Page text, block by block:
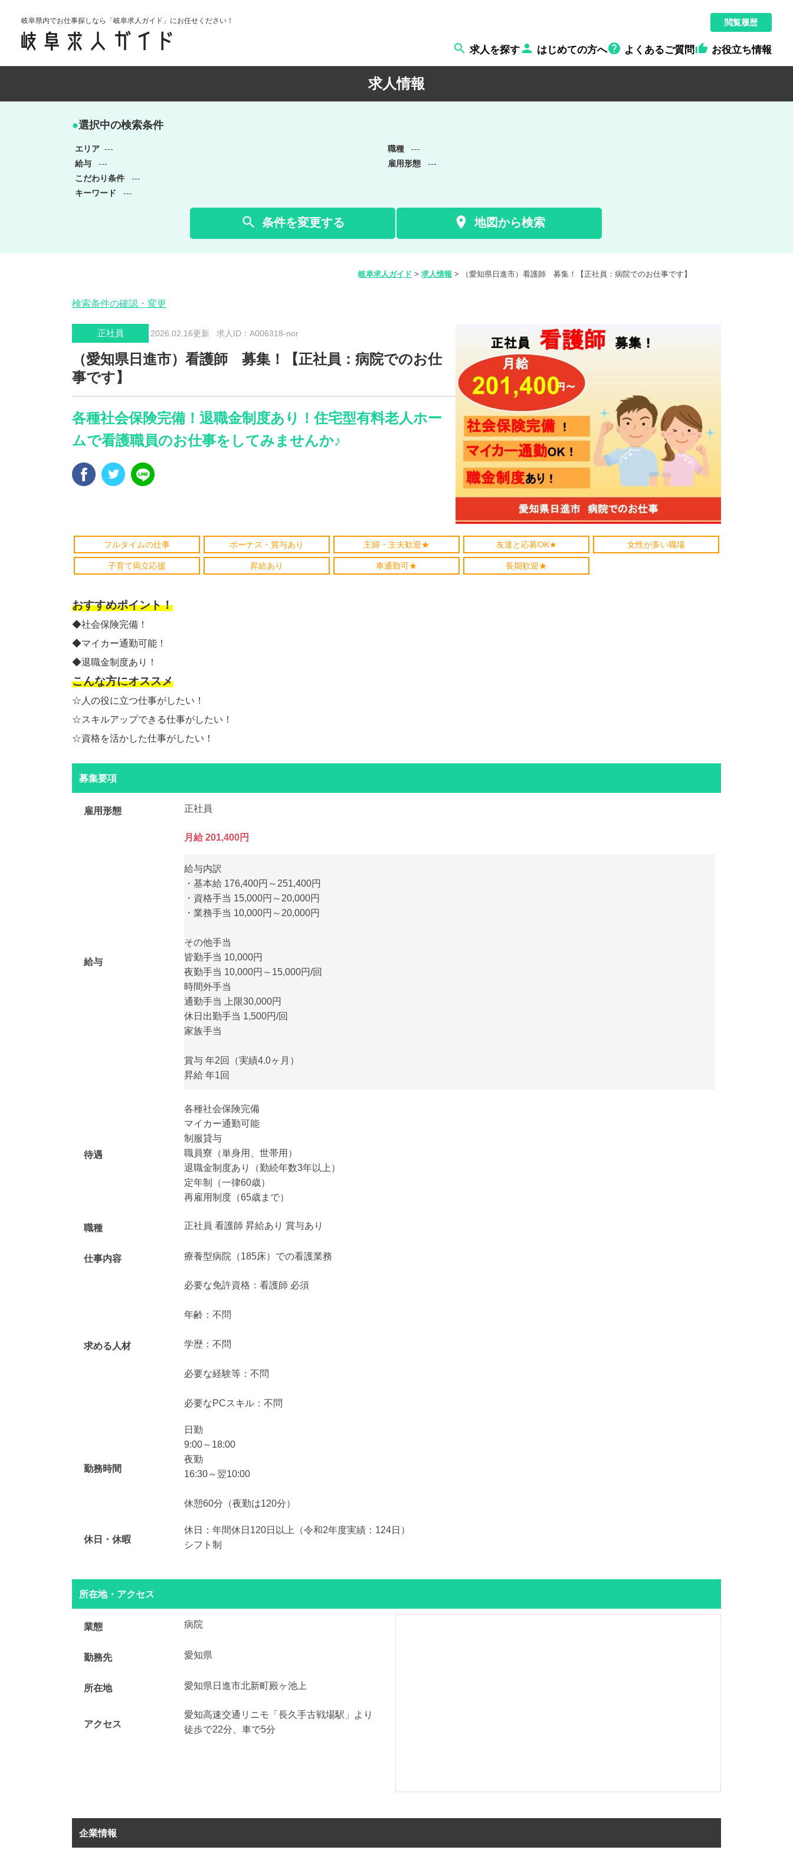
岐阜県内でお仕事探しなら「岐阜求人ガイド」にお任せください！ 閲覧履歴
 求人を探す  はじめての方へ よくあるご質問  お役立ち情報
求人情報
●選択中の検索条件
エリア --- 職種
---
給与
--- 雇用形態
---
こだわり条件
---
キーワード
---
 条件を変更する  地図から検索
岐阜求人ガイド > 求人情報 > （愛知県日進市）看護師 募集！【正社員：病院でのお仕事です】
検索条件の確認・変更
正社員 2026.02.16更新 求人ID：A006318-nor
（愛知県日進市）看護師 募集！【正社員：病院でのお仕
事です】
各種社会保険完備！退職金制度あり！住宅型有料老人ホー
ムで看護職員のお仕事をしてみませんか♪
フルタイムの仕事 ボーナス・賞与あり 主婦・主夫歓迎★ 友達と応募OK★ 女性が多い職場
子育て両立応援 昇給あり 車通勤可★ 長期歓迎★
おすすめポイント！
◆社会保険完備！
◆マイカー通勤可能！
◆退職金制度あり！
こんな方にオススメ
☆人の役に立つ仕事がしたい！
☆スキルアップできる仕事がしたい！
☆資格を活かした仕事がしたい！
募集要項
雇用形態 正社員
給与
月給 201,400円
給与内訳
・基本給 176,400円～251,400円
・資格手当 15,000円～20,000円
・業務手当 10,000円～20,000円
その他手当
皆勤手当 10,000円
夜勤手当 10,000円～15,000円/回
時間外手当
通勤手当 上限30,000円
休日出勤手当 1,500円/回
家族手当
賞与 年2回（実績4.0ヶ月）
昇給 年1回
待遇
各種社会保険完備
マイカー通勤可能
制服貸与
職員寮（単身用、世帯用）
退職金制度あり（勤続年数3年以上）
定年制（一律60歳）
再雇用制度（65歳まで）
職種 正社員 看護師 昇給あり 賞与あり
仕事内容 療養型病院（185床）での看護業務
求める人材
必要な免許資格：看護師 必須
年齢：不問
学歴：不問
必要な経験等：不問
必要なPCスキル：不問
勤務時間
日勤
9:00～18:00
夜勤
16:30～翌10:00
休憩60分（夜勤は120分）
休日・休暇
休日：年間休日120日以上（令和2年度実績：124日）
シフト制
所在地・アクセス
業態 病院
勤務先 愛知県
所在地 愛知県日進市北新町殿ヶ池上
アクセス
愛知高速交通リニモ「長久手古戦場駅」より
徒歩で22分、車で5分
企業情報